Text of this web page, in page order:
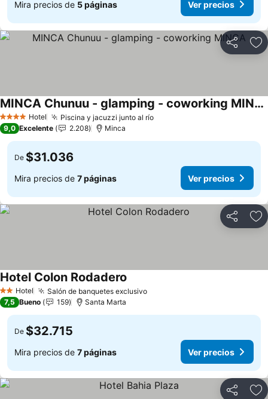
Mira precios de 5 páginas Ver precios
Compartir
4 EstrellasHotel Piscina y jacuzzi junto al río
MINCA Chunuu - glamping - coworking MINCA
9,0 Excelente 2.208 Minca
De $31.036
Mira precios de 7 páginas Ver precios
Compartir
2 Estrellas
Hotel Salón de banquetes exclusivo
Hotel Colon Rodadero
7,5 Bueno 159 Santa Marta
De $32.715
Mira precios de 7 páginas Ver precios
Compartir